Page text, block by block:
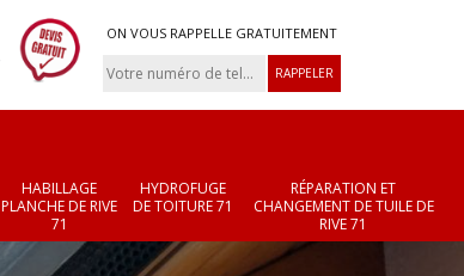
ON VOUS RAPPELLE GRATUITEMENT
HABILLAGE
PLANCHE DE RIVE
71
HYDROFUGE
DE TOITURE 71
RÉPARATION ET
CHANGEMENT DE TUILE DE
RIVE 71